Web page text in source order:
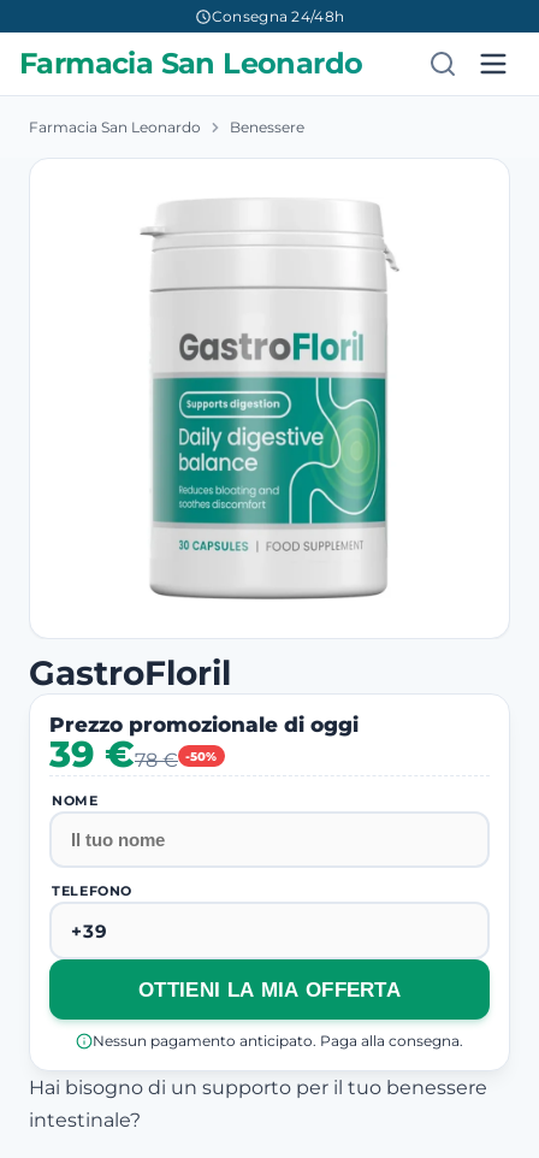
Consegna 24/48h
Farmacia San Leonardo
Farmacia San Leonardo Benessere
GastroFloril
Prezzo promozionale di oggi
-50%
39 €78 €
NOME
TELEFONO
OTTIENI LA MIA OFFERTA
Nessun pagamento anticipato. Paga alla consegna.
Hai bisogno di un supporto per il tuo benessere
intestinale?